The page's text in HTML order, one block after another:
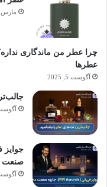
مارس 9, 2025
چرا عطر من ماندگاری
عطرها
آگوست 5, 2025
آگوست 5,
صنعت
آگوست 5,